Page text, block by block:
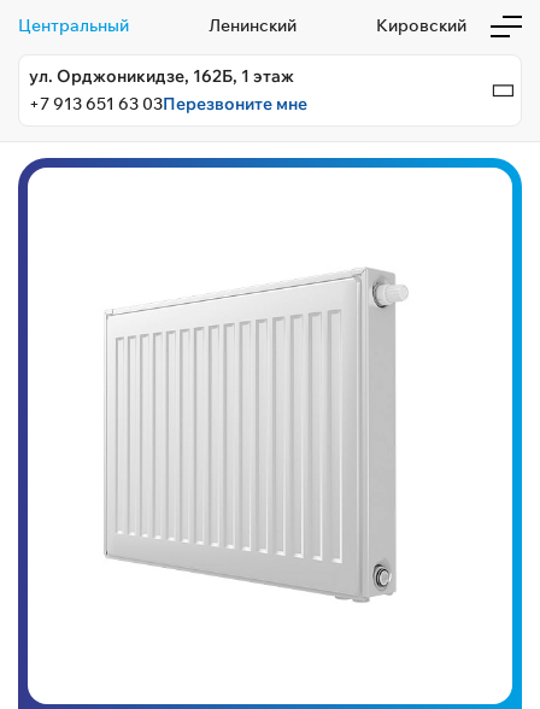
Центральный Ленинский Кировский
ул. Орджоникидзе, 162Б, 1 этаж
+7 913 651 63 03Перезвоните мне